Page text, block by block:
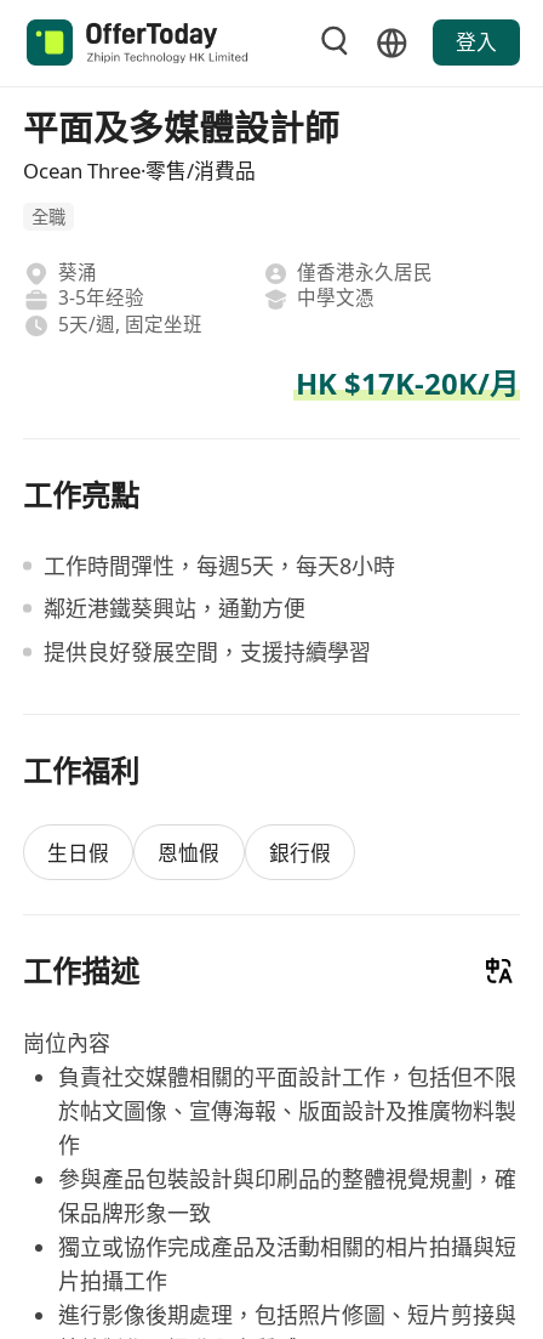
登入
平面及多媒體設計師
Ocean Three·零售/消費品
全職
葵涌
僅香港永久居民
3-5年经验
中學文憑
5天/週, 固定坐班
HK $17K-20K/月
工作亮點
工作時間彈性，每週5天，每天8小時
鄰近港鐵葵興站，通勤方便
提供良好發展空間，支援持續學習
工作福利
生日假 恩恤假 銀行假
工作描述
崗位內容
負責社交媒體相關的平面設計工作，包括但不限
於帖文圖像、宣傳海報、版面設計及推廣物料製
作
參與產品包裝設計與印刷品的整體視覺規劃，確
保品牌形象一致
獨立或協作完成產品及活動相關的相片拍攝與短
片拍攝工作
進行影像後期處理，包括照片修圖、短片剪接與